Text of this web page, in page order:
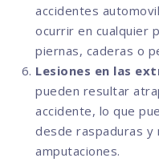
accidentes
ocurrir en cualquier
piernas, caderas o
Lesiones en las
pueden resultar
accidente, lo que
desde raspaduras
amputaciones.